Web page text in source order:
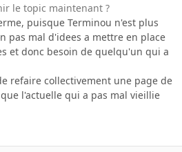
le topic maintenant ?
puisque Terminou n'est plus
pas mal d'idees a mettre en place
et donc besoin de quelqu'un qui a
refaire collectivement une page de
l'actuelle qui a pas mal vieillie